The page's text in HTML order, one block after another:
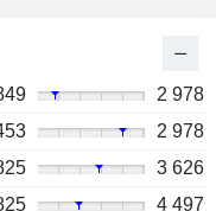
2 978
2 978
3 626
4 497